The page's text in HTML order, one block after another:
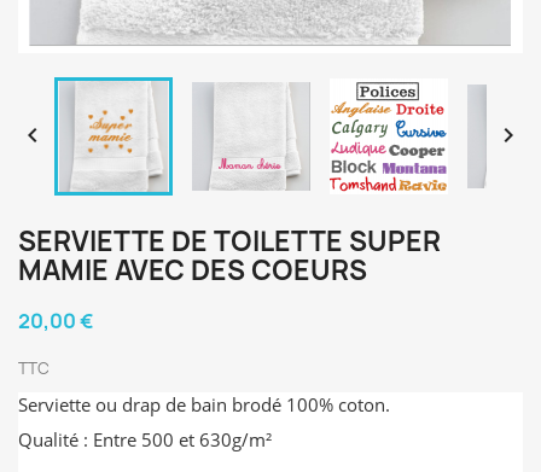
 
SERVIETTE DE TOILETTE SUPER
MAMIE AVEC DES COEURS
20,00 €
TTC
Serviette ou drap de bain brodé 100% coton.
Qualité : Entre 500 et 630g/m²